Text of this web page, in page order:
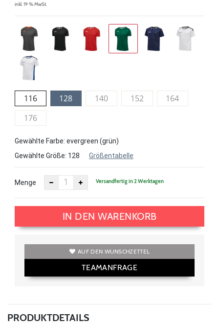
inkl. 19 % MwSt.
116 128 140 152
164
176
Gewählte Farbe: evergreen (grün)
Gewählte Größe: 128 Größentabelle
Menge Versandfertig in 2 Werktagen
IN DEN WARENKORB
AUF DEN WUNSCHZETTEL
TEAMANFRAGE
PRODUKTDETAILS